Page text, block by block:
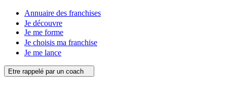
Annuaire des franchises
Je découvre
Je me forme
Je choisis ma franchise
Je me lance
Etre rappelé par un coach